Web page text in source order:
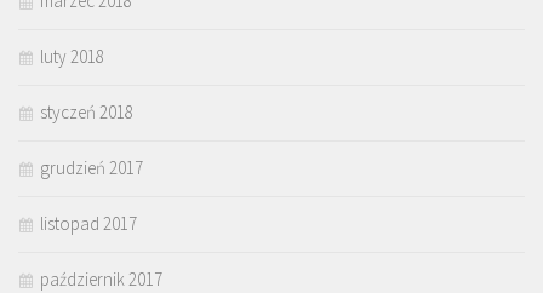
luty 2018
styczeń 2018
grudzień 2017
listopad 2017
październik 2017